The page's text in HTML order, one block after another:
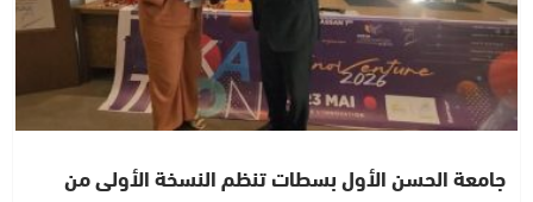
جامعة الحسن الأول بسطات تنظم النسخة الأولى من